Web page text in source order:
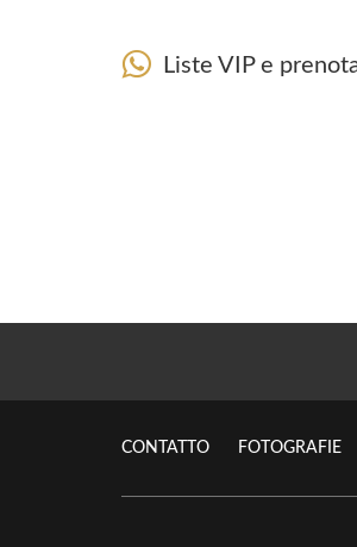
Liste VIP e
CONTATTO FOTOGRAFIE